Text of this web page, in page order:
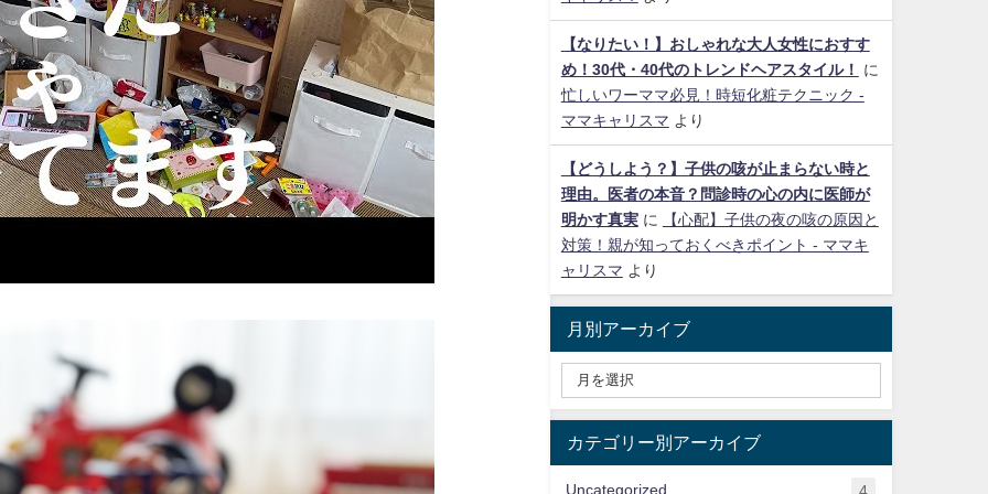
【なりたい！】おしゃれな大人女性におすす
め！30代・40代のトレンドヘアスタイル！
に
忙しいワーママ必見！時短化粧テクニック -
ママキャリスマ より
【どうしよう？】子供の咳が止まらない時と
理由。医者の本音？問診時の心の内に医師が
明かす真実に
【心配】子供の夜の咳の原因と
対策！親が知っておくべきポイント - ママキ
ャリスマ より
月別アーカイブ
カテゴリー別アーカイブ
Uncategorized